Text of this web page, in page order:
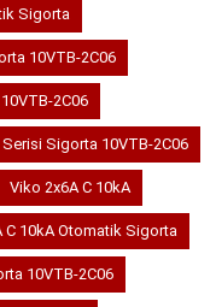
Sigorta
10VTB-2C06
2C06
Serisi Sigorta 10VTB-2C06
Viko 2x6A C 10kA
C 10kA Otomatik Sigorta
10VTB-2C06